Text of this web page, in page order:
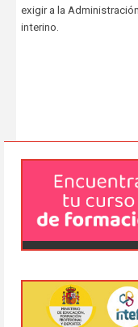
exigir a la
interino.